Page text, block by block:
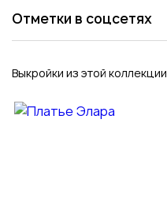
Отметки в соцсетях
Выкройки из этой коллекции